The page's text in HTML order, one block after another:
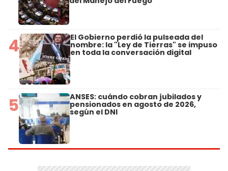
4 El Gobierno perdió la pulseada del
nombre: la "Ley de Tierras" se impuso
en toda la conversación digital
5 ANSES: cuándo cobran jubilados y
pensionados en agosto de 2026,
según el DNI